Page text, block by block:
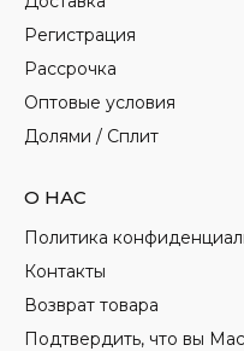
Регистрация
Рассрочка
Оптовые условия
Долями / Сплит
О НАС
Политика
Контакты
Возврат товара
Подтвердить, что вы